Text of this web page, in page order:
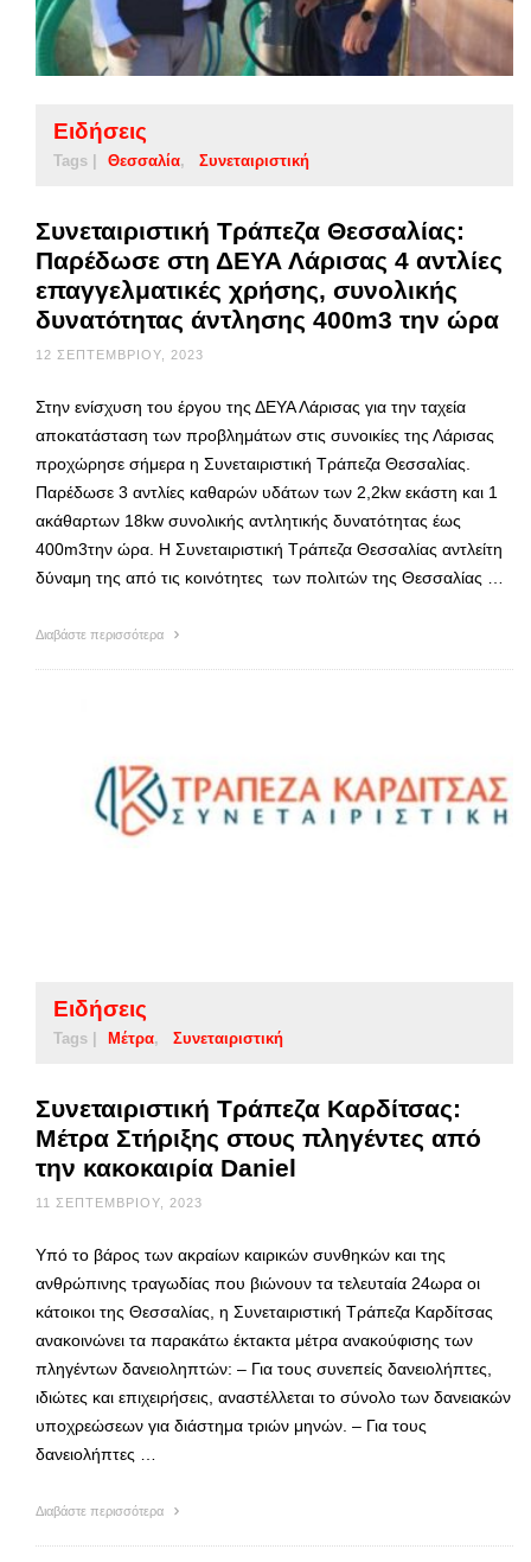
Ειδήσεις
Tags | Θεσσαλία Συνεταιριστική
Συνεταιριστική Τράπεζα Θεσσαλίας:
Παρέδωσε στη ΔΕΥΑ Λάρισας 4 αντλίες
επαγγελματικές χρήσης, συνολικής
δυνατότητας άντλησης 400m3 την ώρα
12 ΣΕΠΤΕΜΒΡΊΟΥ, 2023
Στην ενίσχυση του έργου της ΔΕΥΑ Λάρισας για την ταχεία
αποκατάσταση των προβλημάτων στις συνοικίες της Λάρισας
προχώρησε σήμερα η Συνεταιριστική Τράπεζα Θεσσαλίας.
Παρέδωσε 3 αντλίες καθαρών υδάτων των 2,2kw εκάστη και 1
ακάθαρτων 18kw συνολικής αντλητικής δυνατότητας έως
400m3την ώρα. Η Συνεταιριστική Τράπεζα Θεσσαλίας αντλείτη
δύναμη της από τις κοινότητες των πολιτών της Θεσσαλίας …
Διαβάστε περισσότερα
Ειδήσεις
Tags | Μέτρα Συνεταιριστική
Συνεταιριστική Τράπεζα Καρδίτσας:
Μέτρα Στήριξης στους πληγέντες από
την κακοκαιρία Daniel
11 ΣΕΠΤΕΜΒΡΊΟΥ, 2023
Υπό το βάρος των ακραίων καιρικών συνθηκών και της
ανθρώπινης τραγωδίας που βιώνουν τα τελευταία 24ωρα οι
κάτοικοι της Θεσσαλίας, η Συνεταιριστική Τράπεζα Καρδίτσας
ανακοινώνει τα παρακάτω έκτακτα μέτρα ανακούφισης των
πληγέντων δανειοληπτών: – Για τους συνεπείς δανειολήπτες,
ιδιώτες και επιχειρήσεις, αναστέλλεται το σύνολο των δανειακών
υποχρεώσεων για διάστημα τριών μηνών. – Για τους
δανειολήπτες …
Διαβάστε περισσότερα